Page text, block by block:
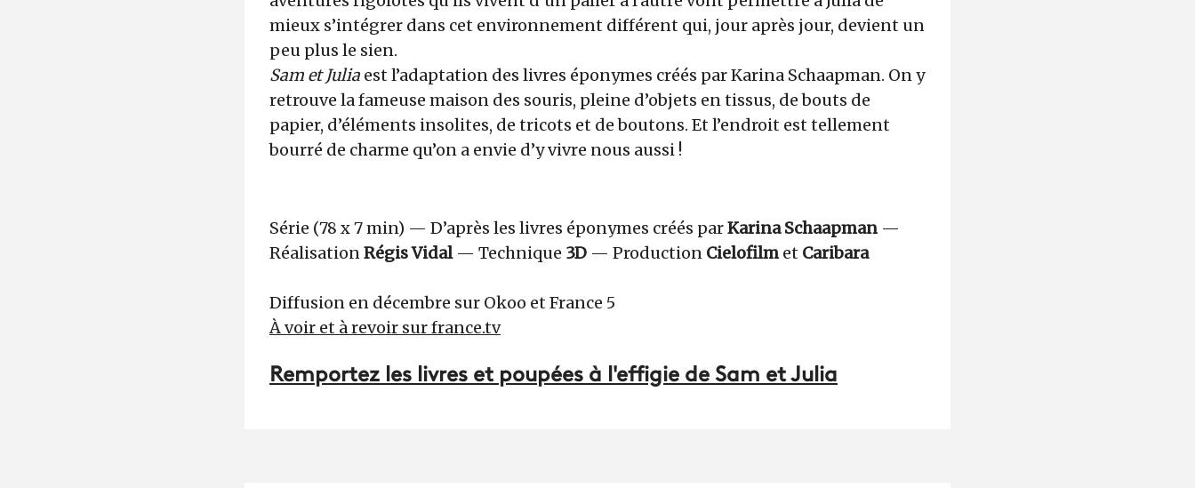
mieux s’intégrer dans cet environnement différent qui, jour après jour, devient un
peu plus le sien.
Sam et Julia est l’adaptation des livres éponymes créés par Karina Schaapman. On y
retrouve la fameuse maison des souris, pleine d’objets en tissus, de bouts de
papier, d’éléments insolites, de tricots et de boutons. Et l’endroit est tellement
bourré de charme qu’on a envie d’y vivre nous aussi !
Série (78 x 7 min) — D’après les livres éponymes créés parKarina Schaapman —
RéalisationRégis Vidal— Technique 3D — Production Cielofilmet Caribara
Diffusion en décembre sur Okoo et France 5
À voir et à revoir sur france.tv
Remportez les livres et poupées à l'effigie de Sam et Julia